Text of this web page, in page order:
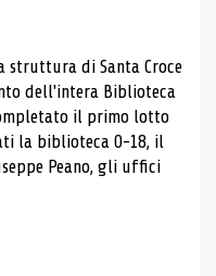
di Santa Croce
dell'intera Biblioteca
il primo lotto
la biblioteca 0-18, il
Peano, gli uffici